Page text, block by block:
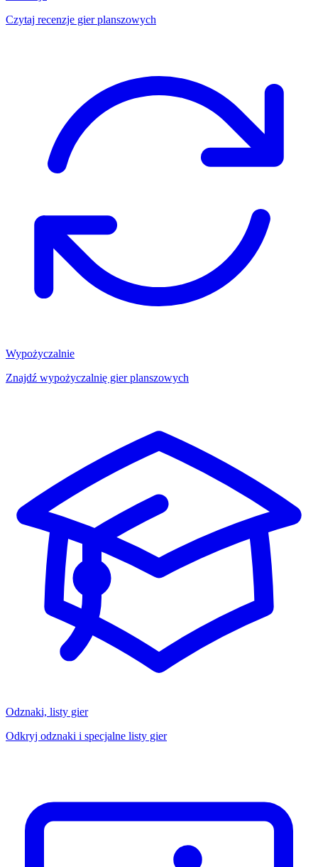
Czytaj recenzje gier planszowych
Wypożyczalnie
Znajdź wypożyczalnię gier planszowych
Odznaki, listy gier
Odkryj odznaki i specjalne listy gier